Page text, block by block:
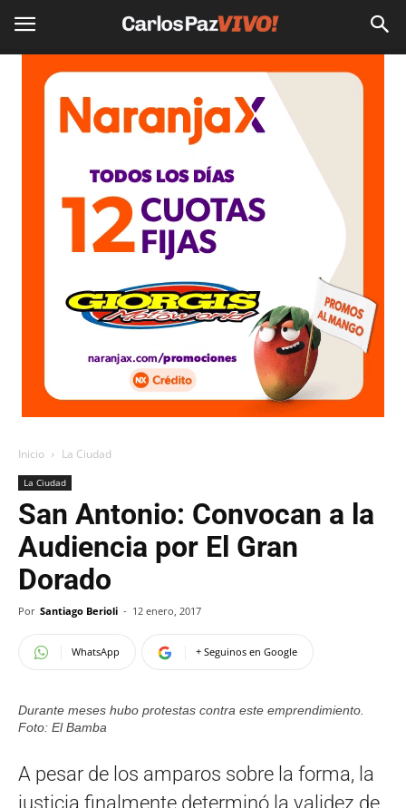
Inicio La Ciudad
La Ciudad
San Antonio: Convocan a la
Audiencia por El Gran
Dorado
Por Santiago Berioli - 12 enero, 2017
WhatsApp + Seguinos en Google
Durante meses hubo protestas contra este emprendimiento.
Foto: El Bamba
A pesar de los amparos sobre la forma, la
justicia finalmente determinó la validez de